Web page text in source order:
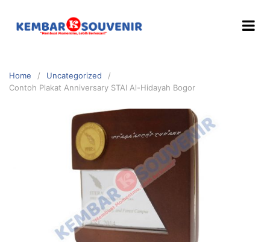
Home
Uncategorized
Contoh Plakat Anniversary STAI Al-Hidayah Bogor